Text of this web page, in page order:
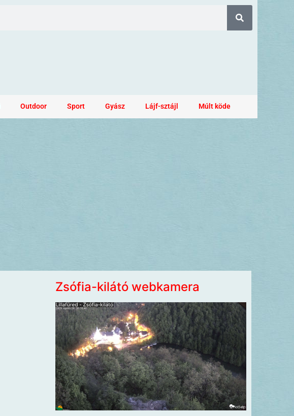
Outdoor Sport Gyász Lájf-sztájl Múlt köde
Zsófia-kilátó webkamera